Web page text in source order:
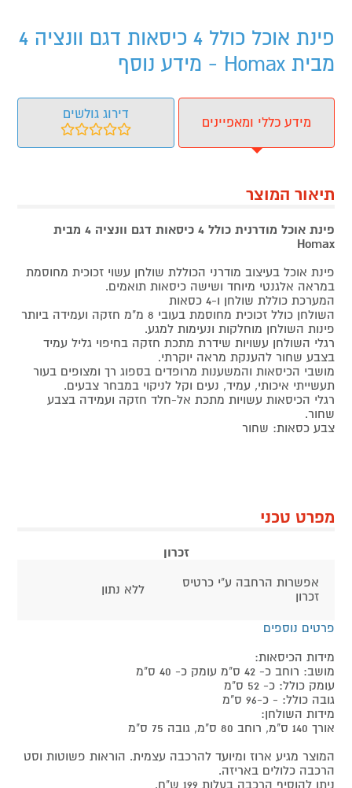
פינת אוכל כולל 4 כיסאות דגם וונציה 4
מבית Homax - מידע נוסף
מידע כללי ומאפיינים
דירוג גולשים
תיאור המוצר
פינת אוכל מודרנית כולל 4 כיסאות דגם וונציה 4 מבית
Homax
פינת אוכל בעיצוב מודרני הכוללת שולחן עשוי זכוכית מחוסמת
במראה אלגנטי מיוחד ושישה כיסאות תואמים.
המערכת כוללת שולחן ו-4 כסאות
השולחן כולל זכוכית מחוסמת בעובי 8 מ"מ חזקה ועמידה ביותר
פינות השולחן מוחלקות ונעימות למגע.
רגלי השולחן עשויות שידרת מתכת חזקה בחיפוי גליל עמיד
בצבע שחור להענקת מראה יוקרתי.
מושבי הכיסאות והמשענות מרופדים בספוג רך ומצופים בעור
תעשייתי איכותי, עמיד, נעים וקל לניקוי במבחר צבעים.
רגלי הכיסאות עשויות מתכת אל-חלד חזקה ועמידה בצבע
שחור.
צבע כסאות: שחור
מפרט טכני
זכרון
אפשרות הרחבה ע"י כרטיס
זכרון
ללא נתון
פרטים נוספים
מידות הכיסאות:
מושב: רוחב כ- 42 ס"מ עומק כ- 40 ס"מ
עומק כולל: כ- 52 ס"מ
גובה כולל: - כ-96 ס"מ
מידות השולחן:
אורך 140 ס"מ, רוחב 80 ס"מ, גובה 75 ס"מ
המוצר מגיע ארוז ומיועד להרכבה עצמית. הוראות פשוטות וסט
הרכבה כלולים באריזה.
ניתן להוסיף הרכבה בעלות 199 ש"ח.